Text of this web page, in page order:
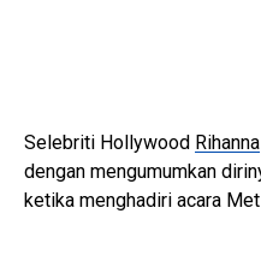
Selebriti Hollywood Rihanna
dengan mengumumkan
ketika menghadiri acara